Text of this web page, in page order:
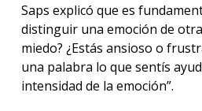
Saps explicó que es
distinguir una emoción de
miedo? ¿Estás ansioso o
una palabra lo que sentís
intensidad de la emoción”.